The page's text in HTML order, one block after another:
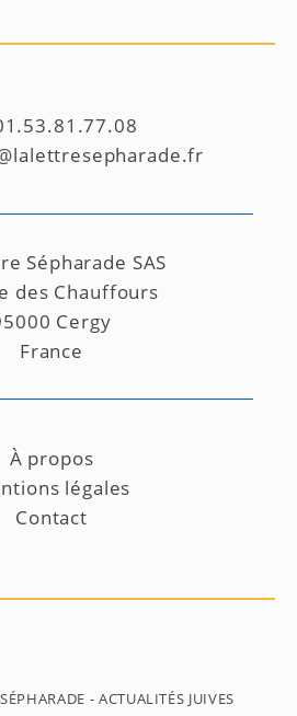
Sépharade SAS
des Chauffours
Cergy
France
À propos
légales
Contact
- ACTUALITÉS JUIVES